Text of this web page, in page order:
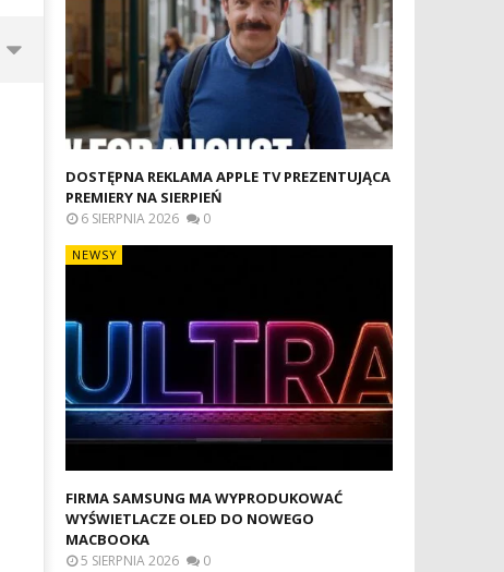
ROZGRYWKI LEAGUES CUP
ROZPOCZNĄ SIĘ JUŻ DZIŚ W APPLE
Mateusz
WYMIANA ZBITEJ SZYBKI W
APPLE WATCH W
PROFESJONALNA NAPRAWA
W SMARTWATCHACH
9
marca
DOSTĘPNA REKLAMA APPLE TV PREZENTUJĄCA
PREMIERY NA SIERPIEŃ
6 SIERPNIA 2026 0
NEWSY
FIRMA SAMSUNG MA WYPRODUKOWAĆ
WYŚWIETLACZE OLED DO NOWEGO
MACBOOKA
5 SIERPNIA 2026 0